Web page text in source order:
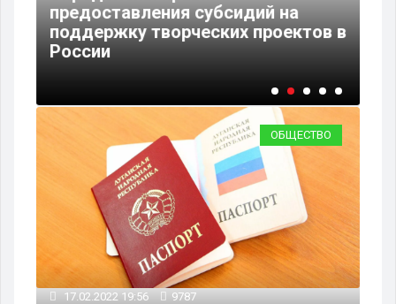
предоставления субсидий на
поддержку творческих проектов в
России
ОБЩЕСТВО
17.02.2022 19:56 9787